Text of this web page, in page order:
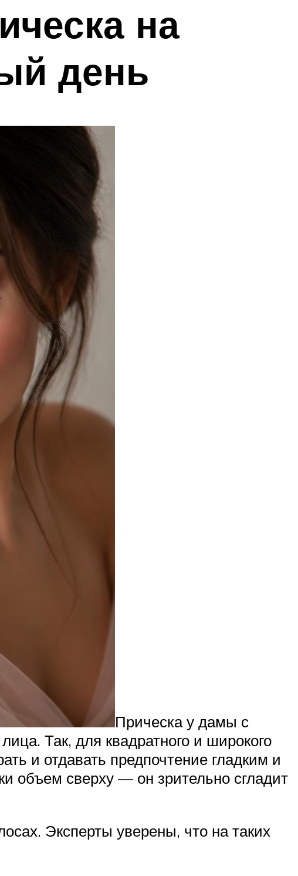
на
день
Прическа у дамы с
Так, для квадратного и широкого
и отдавать предпочтение гладким и
объем сверху — он зрительно сгладит
Эксперты уверены, что на таких